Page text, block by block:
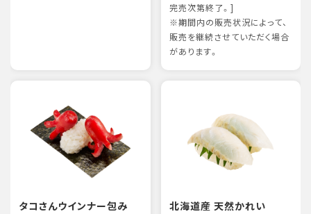
完売次第終了。]
※期間内の販売状況によって、
販売を継続させていただく場合
があります。
タコさんウインナー包み 北海道産 天然かれい